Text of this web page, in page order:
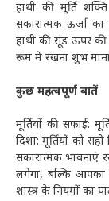
हाथी की मूर्ति
सकारात्मक ऊर्जा
हाथी की सूंड ऊपर की
रूम में रखना शुभ
कुछ महत्वपूर्ण बातें
मूर्तियों की सफाई:
दिशा: मूर्तियों को
सकारात्मक भावनाएं
लगेगा, बल्कि आपका
शास्त्र के नियमों का